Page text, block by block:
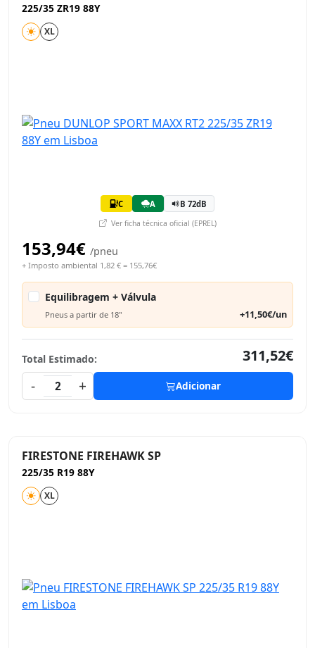
225/35 ZR19 88Y
XL
C A B 72dB
Ver ficha técnica oficial (EPREL)
153,94€ /pneu
+ Imposto ambiental 1,82 € = 155,76€
Equilibragem + Válvula
Pneus a partir de 18" +11,50€/un
Total Estimado:
311,52€
-
2 + Adicionar
FIRESTONE FIREHAWK SP
225/35 R19 88Y
XL